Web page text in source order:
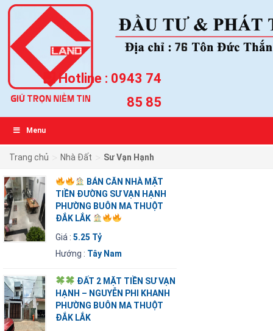
Hotline : 0943 74
85 85
Menu
Trang chủ Nhà Đất Sư Vạn Hạnh
BÁN CĂN NHÀ MẶT
TIỀN ĐƯỜNG SƯ VẠN HẠNH
PHƯỜNG BUÔN MA THUỘT
ĐẮK LẮK
Giá :5.25 Tỷ
Hướng : Tây Nam
ĐẤT 2 MẶT TIỀN SƯ VẠN
HẠNH – NGUYỄN PHI KHANH
PHƯỜNG BUÔN MA THUỘT
ĐẮK LẮK